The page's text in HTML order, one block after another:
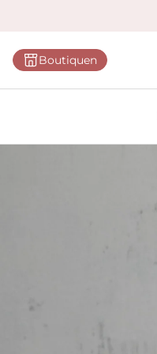
Boutiquen